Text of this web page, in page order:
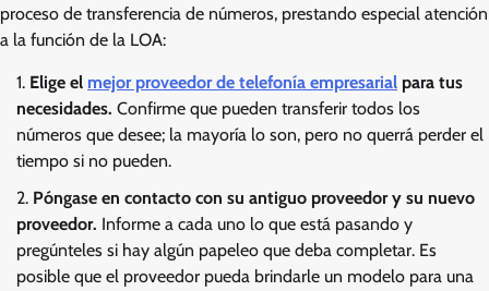
proceso de transferencia de números, prestando especial atención
a la función de la LOA:
Elige el mejor proveedor de telefonía empresarial para tus
necesidades. Confirme que pueden transferir todos los
números que desee; la mayoría lo son, pero no querrá perder el
tiempo si no pueden.
Póngase en contacto con su antiguo proveedor y su nuevo
proveedor. Informe a cada uno lo que está pasando y
pregúnteles si hay algún papeleo que deba completar. Es
posible que el proveedor pueda brindarle un modelo para una